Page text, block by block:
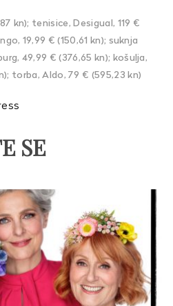
kn); tenisice, Desigual, 119 €
19,99 € (150,61 kn); suknja
49,99 € (376,65 kn); košulja,
torba, Aldo, 79 € (595,23 kn)
SE